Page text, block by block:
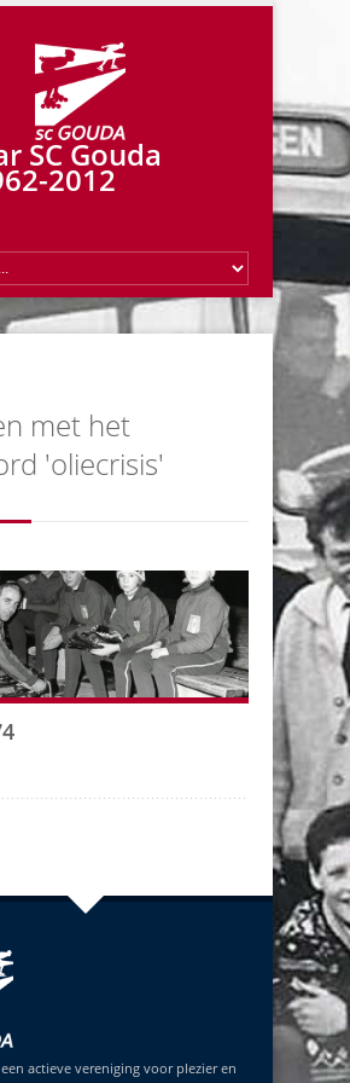
SC Gouda
2012
met het
'oliecrisis'
actieve vereniging voor plezier en